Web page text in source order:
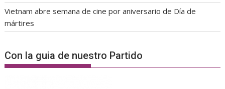
Vietnam abre semana de cine por aniversario de Día de
mártires
Con la guia de nuestro Partido